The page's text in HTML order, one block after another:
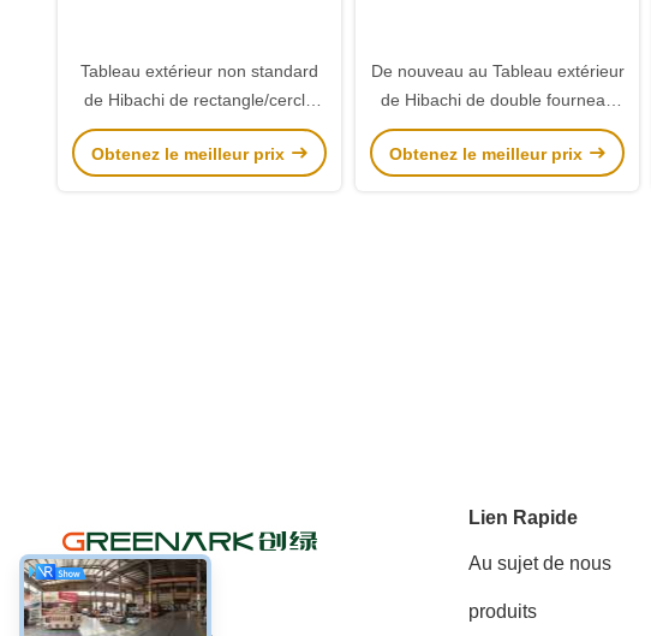
Tableau extérieur non standard
de Hibachi de rectangle/cercle
avec les sièges multiples 8KW
Obtenez le meilleur prix
De nouveau au Tableau extérieur
de Hibachi de double fourneau
de cercle arrière, Tableau
extérieur de gril de Teppnayaki
Obtenez le meilleur prix
Lien Rapide
Au sujet de nous
produits